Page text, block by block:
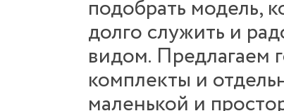
подобрать модель,
долго служить и
видом. Предлагаем
комплекты и
маленькой и